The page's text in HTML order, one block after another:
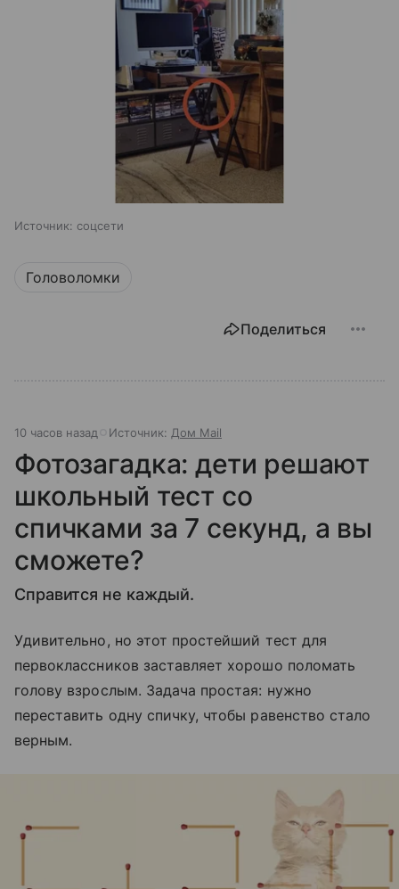
Источник: соцсети
Головоломки
Поделиться
10 часов назад Источник: Дом Mail
Фотозагадка: дети решают
школьный тест со
спичками за 7 секунд, а вы
сможете?
Справится не каждый.
Удивительно, но этот простейший тест для
первоклассников заставляет хорошо поломать
голову взрослым. Задача простая: нужно
переставить одну спичку, чтобы равенство стало
верным.